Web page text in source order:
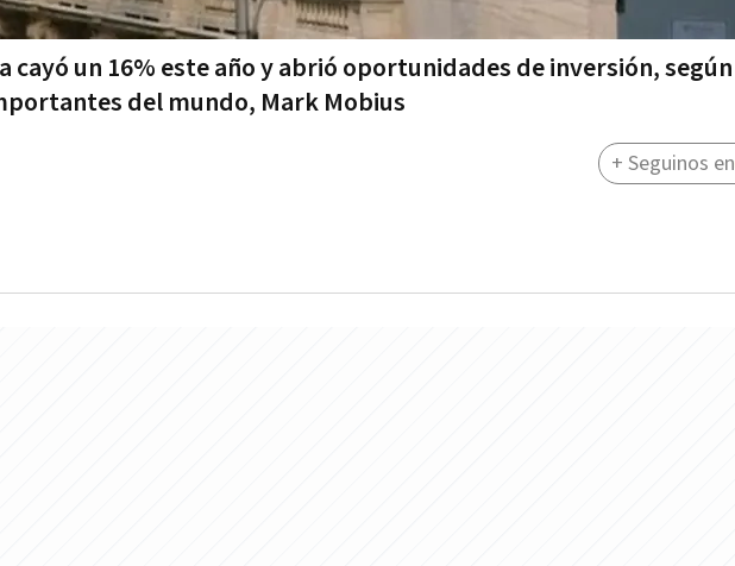
cayó un 16% este año y abrió oportunidades de inversión, según
del mundo, Mark Mobius
+ Seguinos en